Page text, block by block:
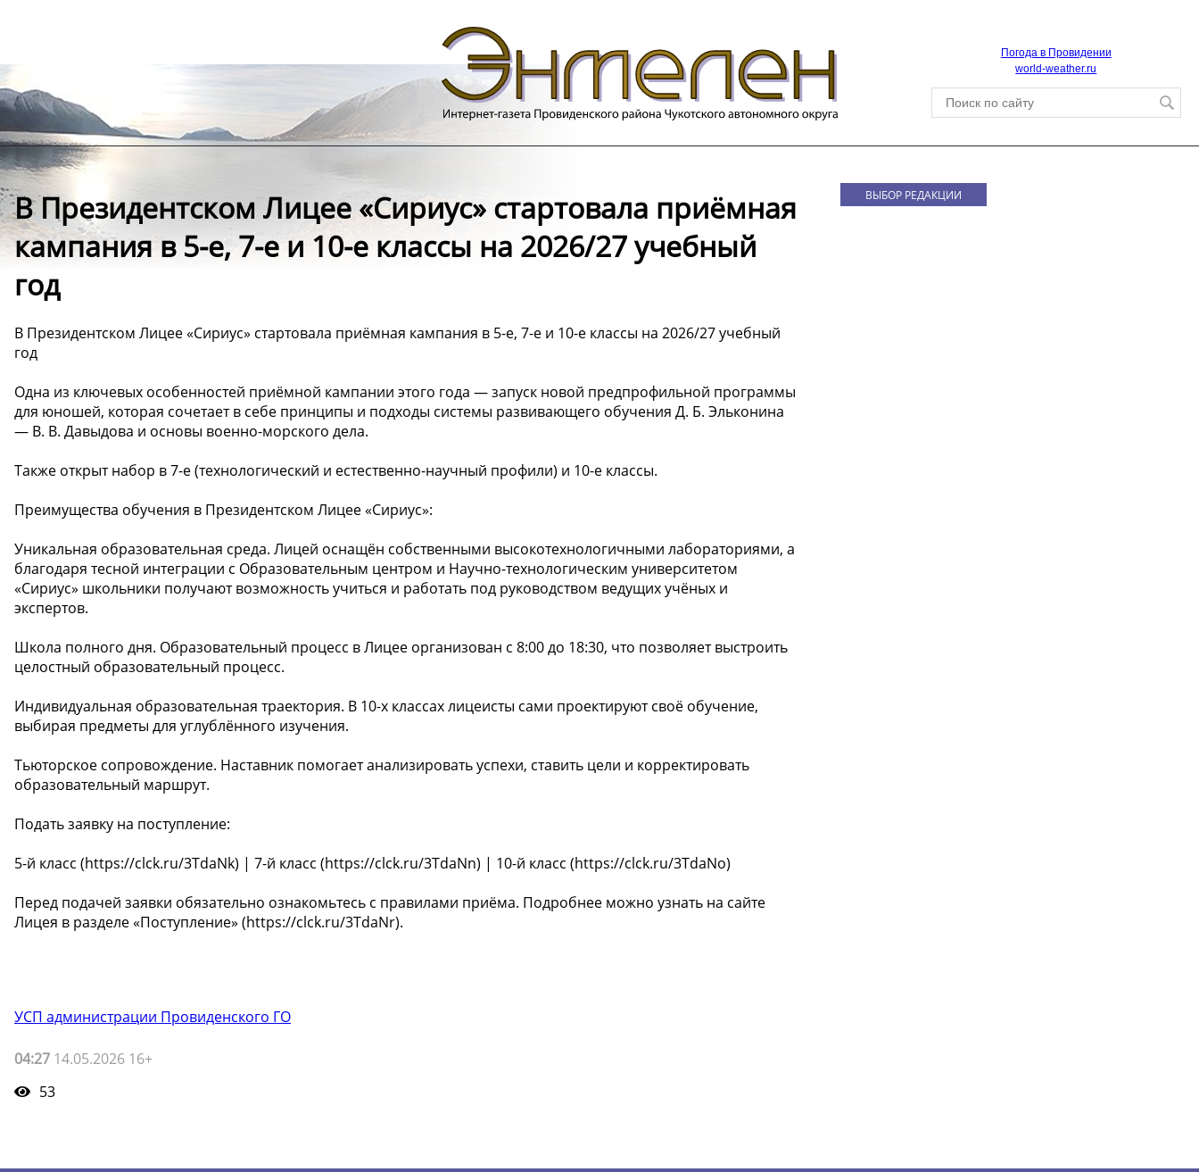
Погода в Провидении
world-weather.ru
В Президентском Лицее «Сириус» стартовала приёмная
кампания в 5-е, 7-е и 10-е классы на 2026/27 учебный
год
В Президентском Лицее «Сириус» стартовала приёмная кампания в 5-е, 7-е и 10-е классы на 2026/27 учебный
год
Одна из ключевых особенностей приёмной кампании этого года — запуск новой предпрофильной программы
для юношей, которая сочетает в себе принципы и подходы системы развивающего обучения Д. Б. Эльконина
— В. В. Давыдова и основы военно-морского дела.
Также открыт набор в 7-е (технологический и естественно-научный профили) и 10-е классы.
Преимущества обучения в Президентском Лицее «Сириус»:
Уникальная образовательная среда. Лицей оснащён собственными высокотехнологичными лабораториями, а
благодаря тесной интеграции с Образовательным центром и Научно-технологическим университетом
«Сириус» школьники получают возможность учиться и работать под руководством ведущих учёных и
экспертов.
Школа полного дня. Образовательный процесс в Лицее организован с 8:00 до 18:30, что позволяет выстроить
целостный образовательный процесс.
Индивидуальная образовательная траектория. В 10-х классах лицеисты сами проектируют своё обучение,
выбирая предметы для углублённого изучения.
Тьюторское сопровождение. Наставник помогает анализировать успехи, ставить цели и корректировать
образовательный маршрут.
Подать заявку на поступление:
5-й класс (https://clck.ru/3TdaNk) | 7-й класс (https://clck.ru/3TdaNn) | 10-й класс (https://clck.ru/3TdaNo)
Перед подачей заявки обязательно ознакомьтесь с правилами приёма. Подробнее можно узнать на сайте
Лицея в разделе «Поступление» (https://clck.ru/3TdaNr).
УСП администрации Провиденского ГО
04:27 14.05.2026 16+
53
ВЫБОР РЕДАКЦИИ